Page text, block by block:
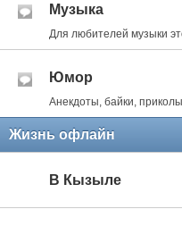
Музыка
Для любителей музыки
Юмор
Анекдоты, байки,
Жизнь офлайн
В Кызыле